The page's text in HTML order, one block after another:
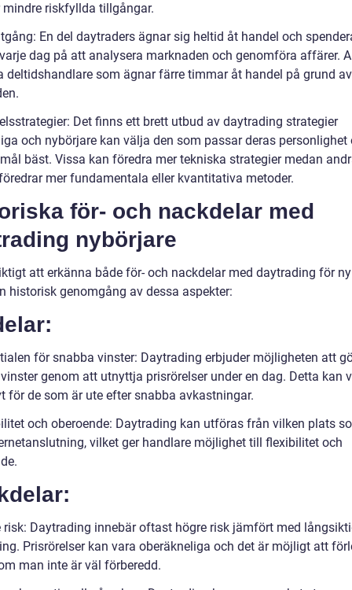
mindre riskfyllda tillgångar.
En del daytraders ägnar sig heltid åt handel och
dag på att analysera marknaden och genomföra affärer.
deltidshandlare som ägnar färre timmar åt handel på grund
Det finns ett brett utbud av daytrading strategier
och nybörjare kan välja den som passar deras personlighet
bäst. Vissa kan föredra mer tekniska strategier medan
mer fundamentala eller kvantitativa metoder.
för- och nackdelar med
nybörjare
att erkänna både för- och nackdelar med daytrading för
historisk genomgång av dessa aspekter:
för snabba vinster: Daytrading erbjuder möjligheten att
genom att utnyttja prisrörelser under en dag. Detta kan
för de som är ute efter snabba avkastningar.
och oberoende: Daytrading kan utföras från vilken plats
vilket ger handlare möjlighet till flexibilitet och
risk: Daytrading innebär oftast högre risk jämfört med
Prisrörelser kan vara oberäkneliga och det är möjligt att
man inte är väl förberedd.